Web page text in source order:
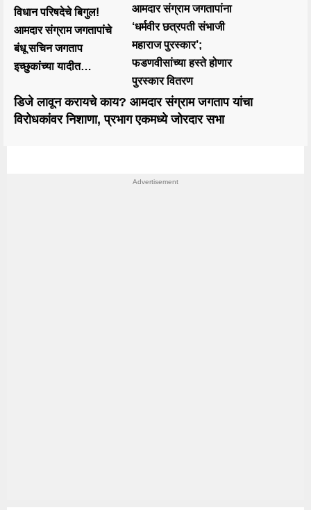
विधान परिषदेचे बिगुल!
आमदार संग्राम जगतापांचे
बंधू सचिन जगताप
इच्छुकांच्या यादीत…
आमदार संग्राम जगतापांना
‘धर्मवीर छत्रपती संभाजी
महाराज पुरस्कार’;
फडणवीसांच्या हस्ते होणार
पुरस्कार वितरण
डिजे लावून करायचे काय? आमदार संग्राम जगताप यांचा
विरोधकांवर निशाणा, प्रभाग एकमध्ये जोरदार सभा